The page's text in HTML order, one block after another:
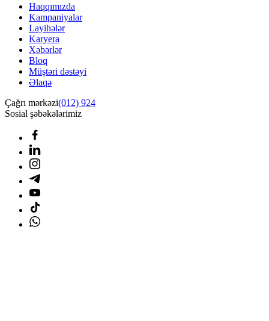
Haqqımızda
Kampaniyalar
Layihələr
Karyera
Xəbərlər
Bloq
Müştəri dəstəyi
Əlaqə
Çağrı mərkəzi(012) 924
Sosial şəbəkələrimiz